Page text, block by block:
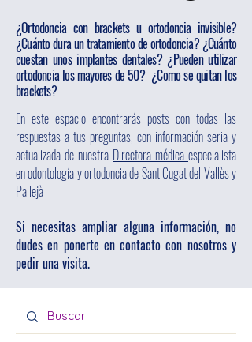
¿Ortodoncia con brackets u ortodoncia invisible?
¿Cuánto dura un tratamiento de ortodoncia? ¿Cuánto
cuestan unos implantes dentales? ¿Pueden utilizar
ortodoncia los mayores de 50? ¿Como se quitan los
brackets?
En este espacio encontrarás posts con todas las
respuestas a tus preguntas, con información seria y
actualizada de nuestra Directora médica especialista
en odontología y ortodoncia de Sant Cugat del Vallès y
Pallejà
Si necesitas ampliar alguna información, no
dudes en ponerte en contacto con nosotros y
pedir una visita.